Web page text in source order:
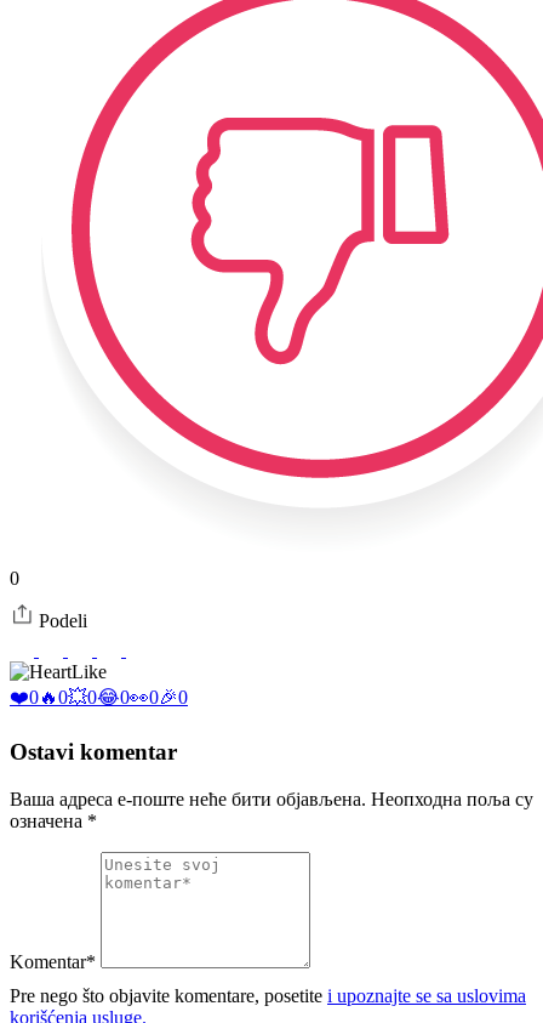
0
Podeli
Like
❤️0🔥0💥0😂0👀0🎉0
Ostavi komentar
Ваша адреса е-поште неће бити објављена. Неопходна поља су
означена *
Komentar*
Pre nego što objavite komentare, posetite i upoznajte se sa uslovima
korišćenja usluge.